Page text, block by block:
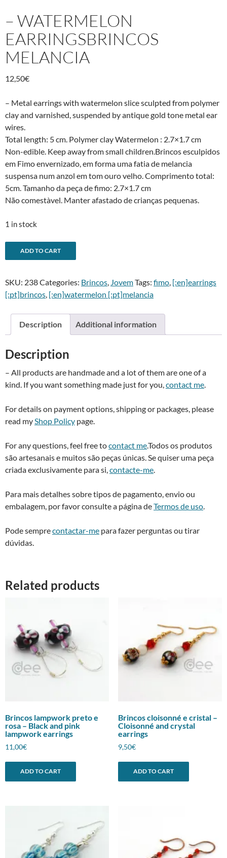
– WATERMELON
EARRINGSBRINCOS
MELANCIA
12,50€
– Metal earrings with watermelon slice sculpted from polymer
clay and varnished, suspended by antique gold tone metal ear
wires.
Total length: 5 cm. Polymer clay Watermelon : 2.7×1.7 cm
Non-edible. Keep away from small children.Brincos esculpidos
em Fimo envernizado, em forma uma fatia de melancia
suspensa num anzol em tom ouro velho. Comprimento total:
5cm. Tamanho da peça de fimo: 2.7×1.7 cm
Não comestà­vel. Manter afastado de crianças pequenas.
1 in stock
Watermelon
melancia
quantity
ADD TO CART
e
r
a
t
e
:
SKU: 238Categories: Brincos, JovemTags: fimo, [:en]earrings
[:pt]brincos, [:en]watermelon [:pt]melancia
Description Additional information
Description
– All products are handmade and a lot of them are one of a
kind. If you want something made just for you, contact me
For details on payment options, shipping or packages, please
read my Shop Policy page.
For any questions, feel free tocontact me.Todos os produtos
são artesanais e muitos são peças únicas. Se quiser uma peça
criada exclusivamente para si, contacte-me
Para mais detalhes sobre tipos de pagamento, envio ou
embalagem, por favor consulte a página deTermos de uso
Pode semprecontactar-me para fazer perguntas ou tirar
dúvidas.
Related products
Brincos lampwork preto e
rosa – Black and pink
lampwork earrings
11,00€
ADD TO CART
Brincos cloisonné e cristal –
Cloisonné and crystal
earrings
9,50€
ADD TO CART